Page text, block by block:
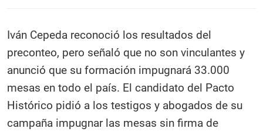
Iván Cepeda reconoció los resultados del
preconteo, pero señaló que no son vinculantes y
anunció que su formación impugnará 33.000
mesas en todo el país. El candidato del Pacto
Histórico pidió a los testigos y abogados de su
campaña impugnar las mesas sin firma de